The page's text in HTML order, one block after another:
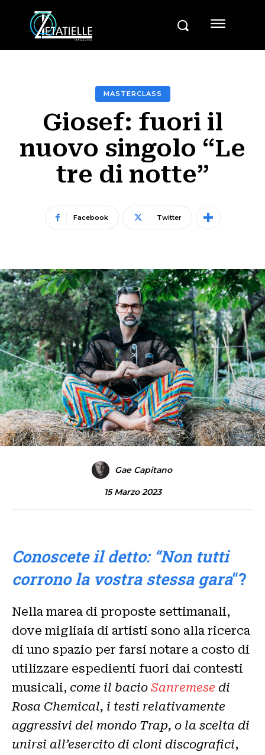
MASTERCLASS
Giosef: fuori il
nuovo singolo “Le
tre di notte”
Facebook Twitter
Gae Capitano
15 Marzo 2023
Conoscete il detto: “Non tutti
corrono la vostra stessa gara“?
Nella marea di proposte settimanali,
dove migliaia di artisti sono alla ricerca
di uno spazio per farsi notare a costo di
utilizzare espedienti fuori dai contesti
musicali, come il bacioSanremese di
Rosa Chemical, i testi relativamente
aggressivi del mondo Trap, o la scelta di
unirsi all’esercito di cloni discografici,